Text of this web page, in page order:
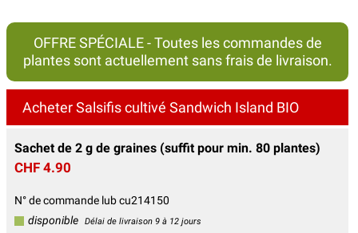
OFFRE SPÉCIALE - Toutes les commandes de
plantes sont actuellement sans frais de livraison.
Acheter Salsifis cultivé Sandwich Island BIO
Sachet de 2 g de graines (suffit pour min. 80 plantes)
CHF 4.90
N° de commande lub cu214150
disponible
Délai de livraison 9 à 12 jours